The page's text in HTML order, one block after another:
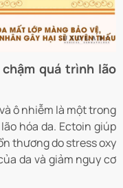
quá trình lão
ô nhiễm là một trong
hóa da. Ectoin giúp
thương do stress oxy
da và giảm nguy cơ